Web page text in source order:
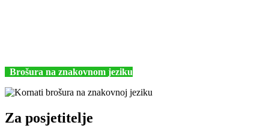
Brošura na znakovnom jeziku
Za posjetitelje